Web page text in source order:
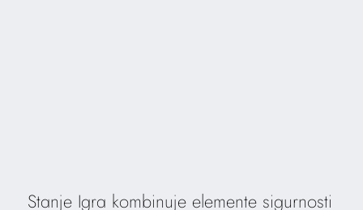
Stanje Igra kombinuje elemente sigurnosti